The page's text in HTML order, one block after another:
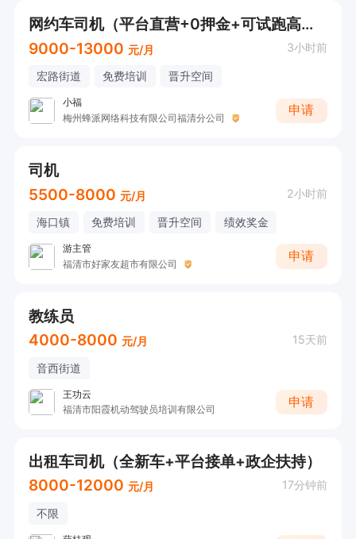
网约车司机（平台直营+0押金+可试跑高薪）
9000-13000 元/月 3小时前
宏路街道 免费培训 晋升空间
小福
梅州蜂派网络科技有限公司福清分公司
申请
司机
5500-8000 元/月 2小时前
海口镇 免费培训 晋升空间 绩效奖金
游主管
福清市好家友超市有限公司
申请
教练员
4000-8000 元/月 15天前
音西街道
王功云
福清市阳霞机动驾驶员培训有限公司
申请
出租车司机（全新车+平台接单+政企扶持）
8000-12000 元/月 17分钟前
不限